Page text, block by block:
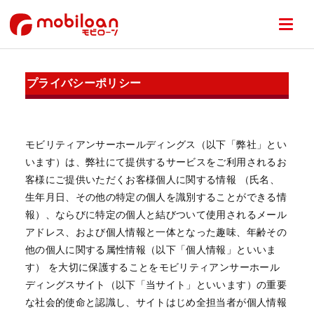
プライバシーポリシー
モビリティアンサーホールディングス（以下「弊社」とい
います）は、弊社にて提供するサービスをご利用されるお
客様にご提供いただくお客様個人に関する情報 （氏名、
生年月日、その他の特定の個人を識別することができる情
報）、ならびに特定の個人と結びついて使用されるメール
アドレス、および個人情報と一体となった趣味、年齢その
他の個人に関する属性情報（以下「個人情報」といいま
す） を大切に保護することをモビリティアンサーホール
ディングスサイト（以下「当サイト」といいます）の重要
な社会的使命と認識し、サイトはじめ全担当者が個人情報